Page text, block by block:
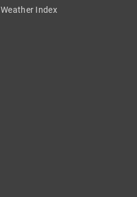
Weather Index